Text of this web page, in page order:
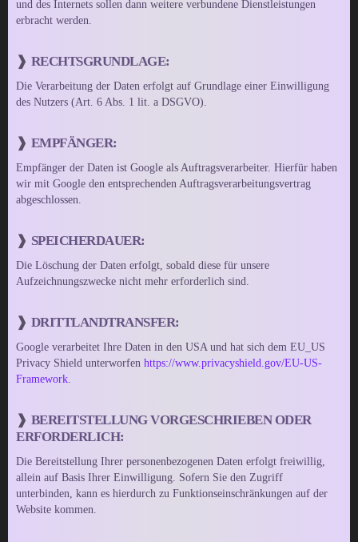
und des Internets sollen dann weitere verbundene Dienstleistungen
erbracht werden.
RECHTSGRUNDLAGE:
Die Verarbeitung der Daten erfolgt auf Grundlage einer Einwilligung
des Nutzers (Art. 6 Abs. 1 lit. a DSGVO).
EMPFÄNGER:
Empfänger der Daten ist Google als Auftragsverarbeiter. Hierfür haben
wir mit Google den entsprechenden Auftragsverarbeitungsvertrag
abgeschlossen.
SPEICHERDAUER:
Die Löschung der Daten erfolgt, sobald diese für unsere
Aufzeichnungszwecke nicht mehr erforderlich sind.
DRITTLANDTRANSFER:
Google verarbeitet Ihre Daten in den USA und hat sich dem EU_US
Privacy Shield unterworfen https://www.privacyshield.gov/EU-US-
Framework.
BEREITSTELLUNG VORGESCHRIEBEN ODER
ERFORDERLICH:
Die Bereitstellung Ihrer personenbezogenen Daten erfolgt freiwillig,
allein auf Basis Ihrer Einwilligung. Sofern Sie den Zugriff
unterbinden, kann es hierdurch zu Funktionseinschränkungen auf der
Website kommen.